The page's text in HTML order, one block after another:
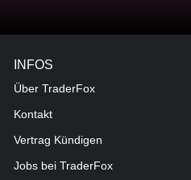
INFOS
Über TraderFox
Kontakt
Vertrag Kündigen
Jobs bei TraderFox